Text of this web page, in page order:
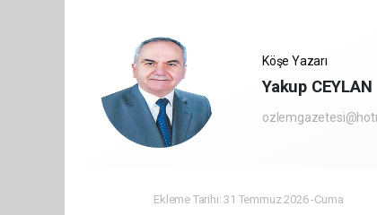
Köşe Yazarı
Yakup CEYLAN
Ekleme Tarihi: 31 Temmuz 2026 -Cuma